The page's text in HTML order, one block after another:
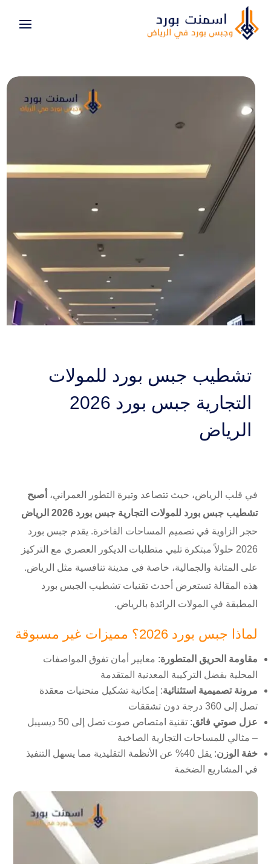
تشطيب جبس بورد للمولات
التجارية جبس بورد 2026
الرياض
في قلب الرياض، حيث تتصاعد وتيرة التطور العمراني، أصبح
تشطيب جبس بورد للمولات التجارية جبس بورد 2026 الرياض
حجر الزاوية في تصميم المساحات الفاخرة. يقدم جبس بورد
2026 حلولاً مبتكرة تلبي متطلبات الديكور العصري مع التركيز
على المتانة والجمالية، خاصة في مدينة تنافسية مثل الرياض.
هذه المقالة تستعرض أحدث تقنيات تشطيب الجبس بورد
المطبقة في المولات الرائدة بالرياض.
لماذا جبس بورد 2026؟ مميزات غير مسبوقة
مقاومة الحريق المتطورة: معايير أمان تفوق المواصفات
المحلية بفضل التركيبة المعدنية المتقدمة
مرونة تصميمية استثنائية: إمكانية تشكيل منحنيات معقدة
تصل إلى 360 درجة دون تشققات
عزل صوتي فائق
: تقنية امتصاص صوت تصل إلى 50 ديسيبل
– مثالي للمساحات التجارية الصاخبة
خفة الوزن
: يقل 40% عن الأنظمة التقليدية مما يسهل التنفيذ
في المشاريع الضخمة